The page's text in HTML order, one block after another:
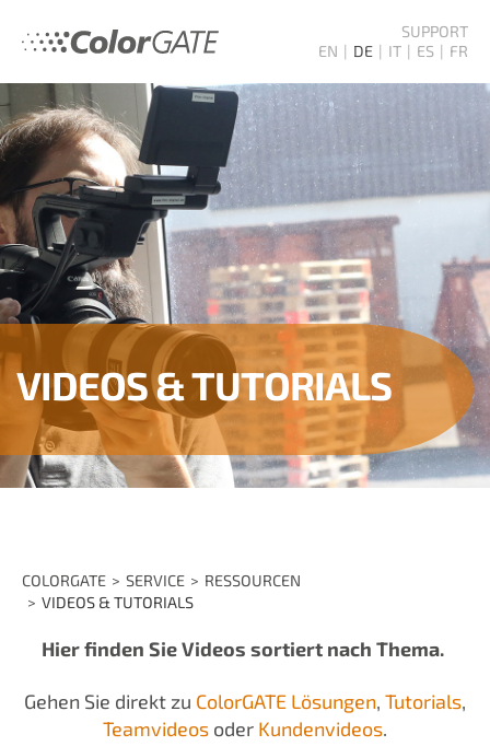
SUPPORT
EN
DE IT ES FR
VIDEOS & TUTORIALS
COLORGATE SERVICE
RESSOURCEN
VIDEOS & TUTORIALS
Hier finden Sie Videos sortiert nach Thema.
Gehen Sie direkt zu ColorGATE Lösungen, Tutorials,
Teamvideos oder Kundenvideos.